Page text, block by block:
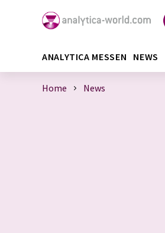
ANALYTICA MESSEN NEWS
Home News